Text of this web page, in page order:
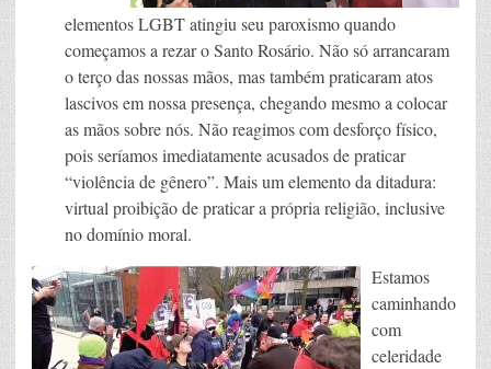
elementos LGBT atingiu seu paroxismo quando
começamos a rezar o Santo Rosário. Não só arrancaram
o terço das nossas mãos, mas também praticaram atos
lascivos em nossa presença, chegando mesmo a colocar
as mãos sobre nós. Não reagimos com desforço físico,
pois seríamos imediatamente acusados de praticar
“violência de gênero”. Mais um elemento da ditadura:
virtual proibição de praticar a própria religião, inclusive
no domínio moral.
Estamos
caminhando
com
celeridade